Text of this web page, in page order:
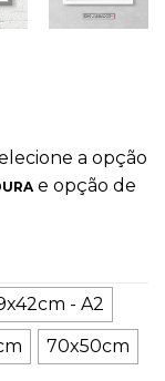
a opção
e opção de
- A2
70x50cm